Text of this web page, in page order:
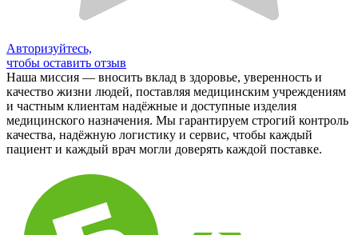
Авторизуйтесь,
чтобы оставить отзыв
Наша миссия — вносить вклад в здоровье, уверенность и
качество жизни людей, поставляя медицинским учреждениям
и частным клиентам надёжные и доступные изделия
медицинского назначения. Мы гарантируем строгий контроль
качества, надёжную логистику и сервис, чтобы каждый
пациент и каждый врач могли доверять каждой поставке.